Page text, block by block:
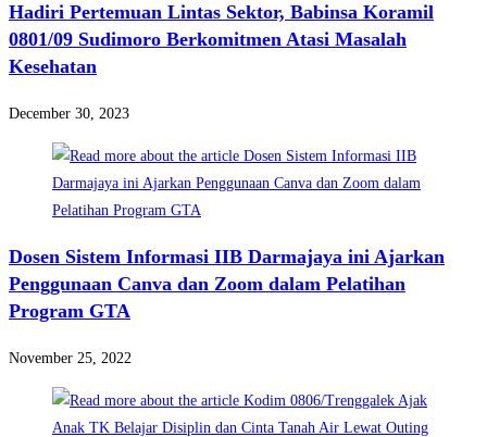
Hadiri Pertemuan Lintas Sektor, Babinsa Koramil
0801/09 Sudimoro Berkomitmen Atasi Masalah
Kesehatan
December 30, 2023
Dosen Sistem Informasi IIB Darmajaya ini Ajarkan
Penggunaan Canva dan Zoom dalam Pelatihan
Program GTA
November 25, 2022